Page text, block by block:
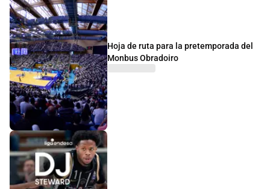
Hoja de ruta para la pretemporada del
Monbus Obradoiro